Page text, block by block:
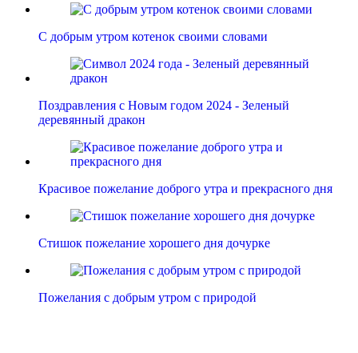
С добрым утром котенок своими словами
Поздравления с Новым годом 2024 - Зеленый
деревянный дракон
Красивое пожелание доброго утра и прекрасного дня
Стишок пожелание хорошего дня дочурке
Пожелания с добрым утром с природой